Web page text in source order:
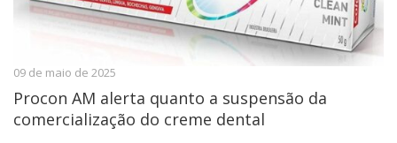
09 de maio de 2025
Procon AM alerta quanto a suspensão da
comercialização do creme dental